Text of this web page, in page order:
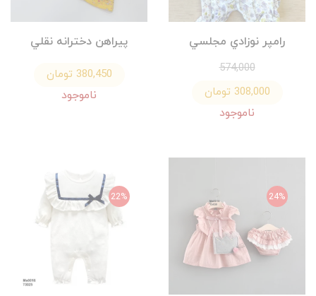
رامپر نوزادي مجلسي
574,000
308,000 تومان
ناموجود
پيراهن دخترانه نقلي
380,450 تومان
ناموجود
24%
22%